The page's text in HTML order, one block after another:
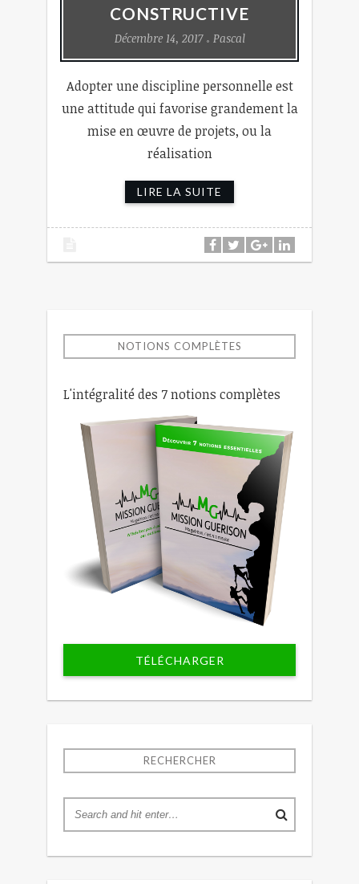
CONSTRUCTIVE
Décembre 14, 2017 Pascal
Adopter une discipline personnelle est
une attitude qui favorise grandement la
mise en œuvre de projets, ou la
réalisation
LIRE LA SUITE
NOTIONS COMPLÈTES
L'intégralité des 7 notions complètes
TÉLÉCHARGER
RECHERCHER